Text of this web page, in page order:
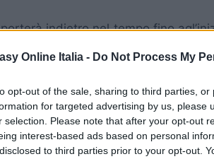
Online Italia - Do Not Process My
opt-out of the sale, sharing to third parties,
for targeted advertising by us, please
selection. Please note that after your opt-out
interest-based ads based on personal
to third parties prior to your opt-out.
indietro nel tempo fino
quel tempo molti soldati tornati
del regno, erano rimasti
del suo regno, e divennero ladri
se all’inizio del gioco qualcuno